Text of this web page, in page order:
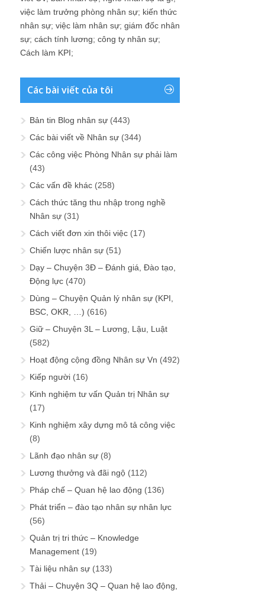
việc làm trưởng phòng nhân sự; kiến thức
nhân sự; việc làm nhân sự; giám đốc nhân
sự; cách tính lương; công ty nhân sự;
Cách làm KPI;
Các bài viết của tôi
Bản tin Blog nhân sự (443)
Các bài viết về Nhân sự (344)
Các công việc Phòng Nhân sự phải làm
(43)
Các vấn đề khác (258)
Cách thức tăng thu nhập trong nghề
Nhân sự (31)
Cách viết đơn xin thôi việc (17)
Chiến lược nhân sự (51)
Dạy – Chuyện 3Đ – Đánh giá, Đào tạo,
Động lực (470)
Dùng – Chuyện Quản lý nhân sự (KPI,
BSC, OKR, …) (616)
Giữ – Chuyện 3L – Lương, Lậu, Luật
(582)
Hoạt động cộng đồng Nhân sự Vn (492)
Kiếp người (16)
Kinh nghiệm tư vấn Quản trị Nhân sự
(17)
Kinh nghiệm xây dựng mô tả công việc
(8)
Lãnh đạo nhân sự (8)
Lương thưởng và đãi ngộ (112)
Pháp chế – Quan hệ lao động (136)
Phát triển – đào tạo nhân sự nhân lực
(56)
Quản trị tri thức – Knowledge
Management (19)
Tài liệu nhân sự (133)
Thải – Chuyện 3Q – Quan hệ lao động,